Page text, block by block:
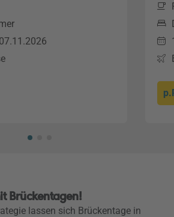
Brückentagen!
lassen sich Brückentage in